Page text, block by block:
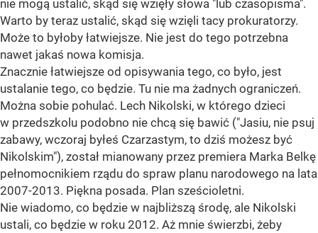
nie mogą ustalić, skąd się wzięły słowa "lub czasopisma".
Warto by teraz ustalić, skąd się wzięli tacy prokuratorzy.
Może to byłoby łatwiejsze. Nie jest do tego potrzebna
nawet jakaś nowa komisja.
Znacznie łatwiejsze od opisywania tego, co było, jest
ustalanie tego, co będzie. Tu nie ma żadnych ograniczeń.
Można sobie pohulać. Lech Nikolski, w którego dzieci
w przedszkolu podobno nie chcą się bawić ("Jasiu, nie psuj
zabawy, wczoraj byłeś Czarzastym, to dziś możesz być
Nikolskim"), został mianowany przez premiera Marka Belkę
pełnomocnikiem rządu do spraw planu narodowego na lata
2007-2013. Piękna posada. Plan sześcioletni.
Nie wiadomo, co będzie w najbliższą środę, ale Nikolski
ustali, co będzie w roku 2012. Aż mnie świerzbi, żeby